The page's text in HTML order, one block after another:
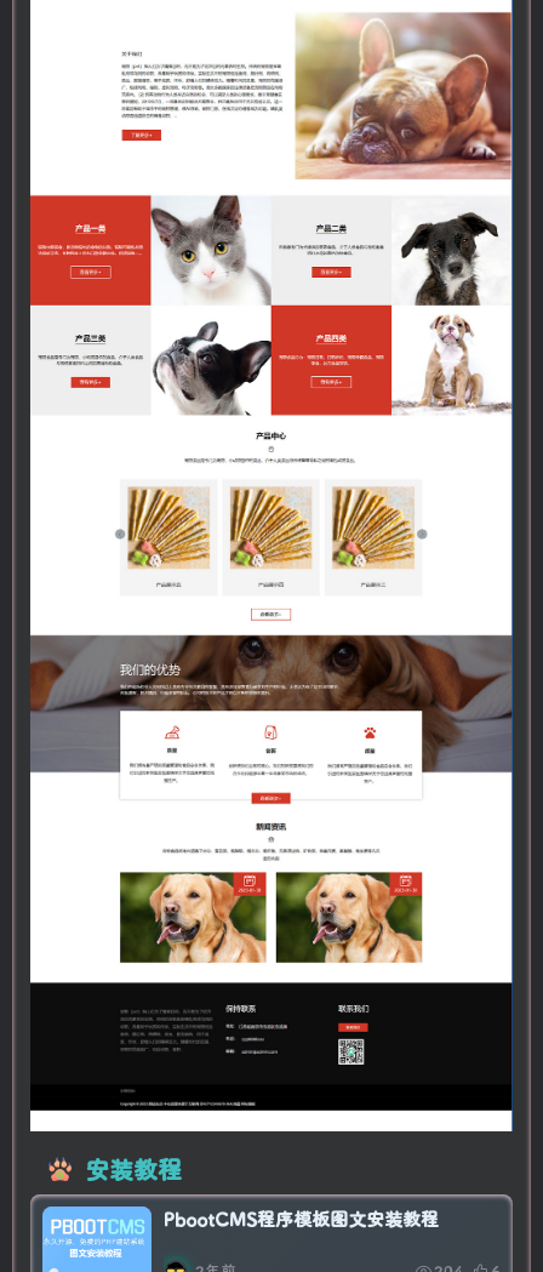
安装教程
PbootCMS程序模板图文安装教程